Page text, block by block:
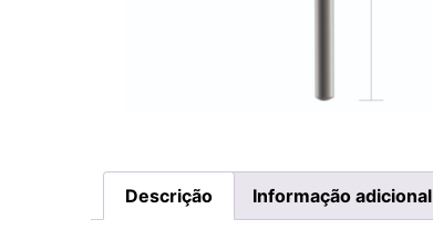
Descrição Informação adicional